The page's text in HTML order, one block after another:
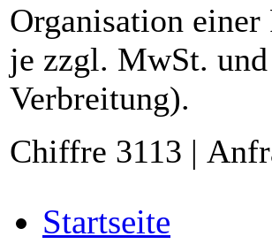
Organisation einer
je zzgl. MwSt. und
Verbreitung).
Chiffre 3113 |
Startseite